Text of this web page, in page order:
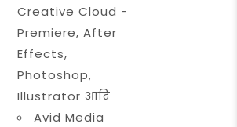
Creative Cloud -
Premiere, After
Effects,
Photoshop,
Illustrator आदि
Avid Media